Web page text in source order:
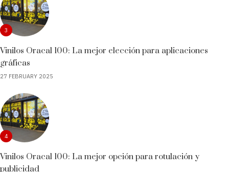
3
Vinilos Oracal 100: La mejor elección para aplicaciones
gráficas
27 FEBRUARY 2025
4
Vinilos Oracal 100: La mejor opción para rotulación y
publicidad